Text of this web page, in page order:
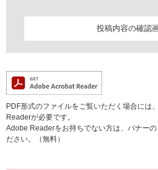
PDF形式のファイルをご覧いただく場合には
Readerが必要です。
Adobe Readerをお持ちでない方は、バナー
ださい。（無料）